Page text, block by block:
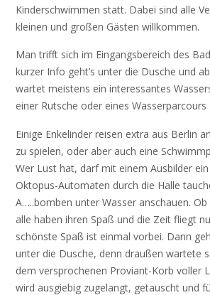
Kinderschwimmen statt. Dabei sind alle
kleinen und großen Gästen willkommen.
Man trifft sich im Eingangsbereich des
kurzer Info geht’s unter die Dusche und
wartet meistens ein interessantes
einer Rutsche oder eines Wasserparcours
Einige Enkelinder reisen extra aus Berlin
zu spielen, oder aber auch eine
Wer Lust hat, darf mit einem Ausbilder
Oktopus-Automaten durch die Halle
A…..bomben unter Wasser anschauen.
alle haben ihren Spaß und die Zeit fliegt
schönste Spaß ist einmal vorbei. Dann
unter die Dusche, denn draußen wartete
dem versprochenen Proviant-Korb voller
wird ausgiebig zugelangt, getauscht und